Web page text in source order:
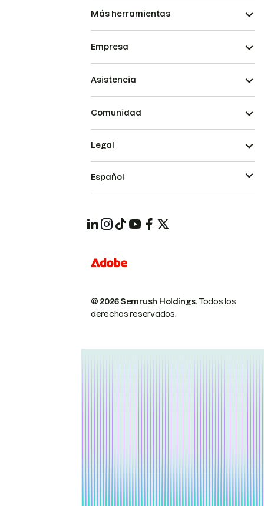
Más herramientas
Empresa
Asistencia
Comunidad
© 2026 Semrush Holdings.Todos los
derechos reservados.
Legal
Español